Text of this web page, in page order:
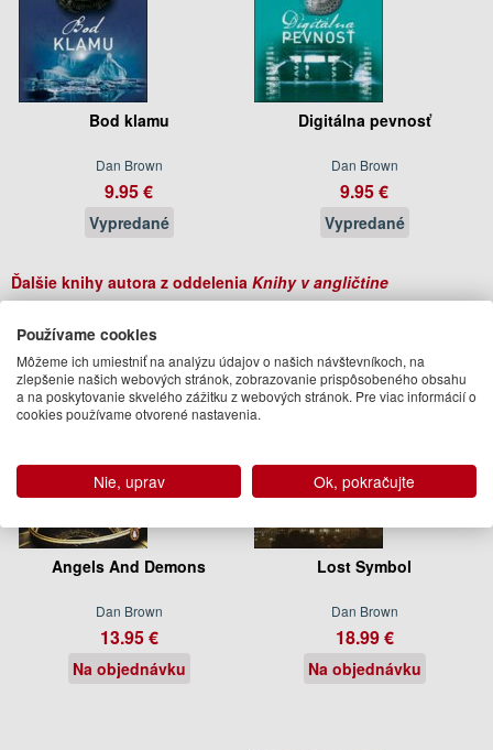
Bod klamu
Dan Brown
9.95 €
Vypredané
Digitálna pevnosť
Dan Brown
9.95 €
Vypredané
Ďalšie knihy autora z oddelenia Knihy v angličtine
Angels And Demons
Dan Brown
13.95 €
Na objednávku
Lost Symbol
Dan Brown
18.99 €
Na objednávku
Používame cookies
Môžeme ich umiestniť na analýzu údajov o našich návštevníkoch, na
zlepšenie našich webových stránok, zobrazovanie prispôsobeného obsahu
a na poskytovanie skvelého zážitku z webových stránok. Pre viac informácií o
cookies používame otvorené nastavenia.
Nie, uprav Ok, pokračujte